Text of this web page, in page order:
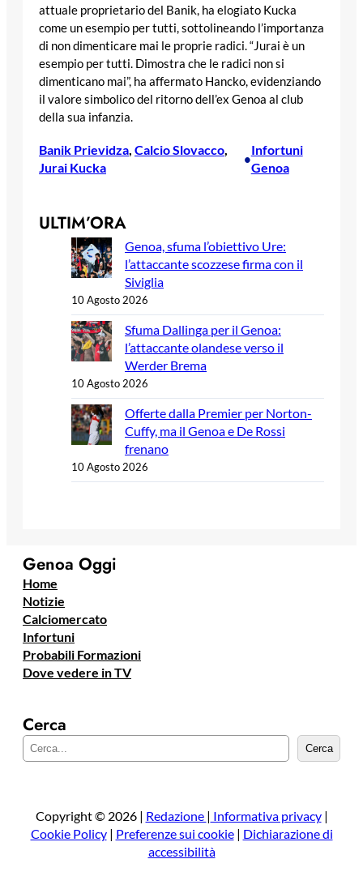
attuale proprietario del Banik, ha elogiato Kucka
come un esempio per tutti, sottolineando l’importanza
di non dimenticare mai le proprie radici. “Jurai è un
esempio per tutti. Dimostra che le radici non si
dimenticano mai”, ha affermato Hancko, evidenziando
il valore simbolico del ritorno dell’ex Genoa al club
della sua infanzia.
Banik Prievidza, Calcio Slovacco
Jurai Kucka
•
Infortuni
Genoa
ULTIM’ORA
Genoa, sfuma l’obiettivo Ure:
l’attaccante scozzese firma con il
Siviglia
10 Agosto 2026
Sfuma Dallinga per il Genoa:
l’attaccante olandese verso il
Werder Brema
10 Agosto 2026
Offerte dalla Premier per Norton-
Cuffy, ma il Genoa e De Rossi
frenano
10 Agosto 2026
Genoa Oggi
Home
Notizie
Calciomercato
Infortuni
Probabili Formazioni
Dove vedere in TV
Cerca
e
a
Cerca
Copyright © 2026 | Redazione | Informativa privacy|
Cookie Policy| Preferenze sui cookie| Dichiarazione di
accessibilità